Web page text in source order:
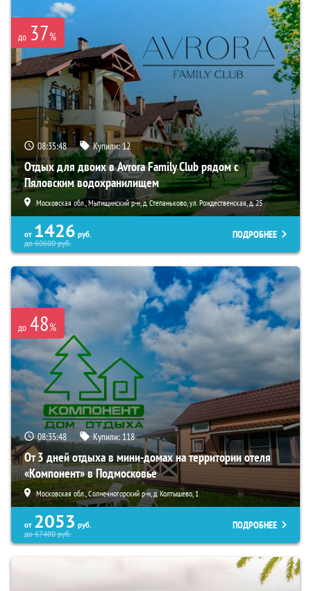
до 37%
08:35:47 Купили:12
Отдых для двоих в Avrora Family Club рядом с
Пяловским водохранилищем
Московская обл., Мытищинский р-н, д. Степаньково, ул. Рождественская, д. 25
от 1426 руб.
до60600руб.
ПОДРОБНЕЕ
до 48%
08:35:47 Купили: 118
От 3 дней отдыха в мини-домах на территории отеля
«Компонент» в Подмосковье
Московская обл., Солнечногорский р-н, д. Колтышево, 1
от 2053 руб.
до67400руб.
ПОДРОБНЕЕ